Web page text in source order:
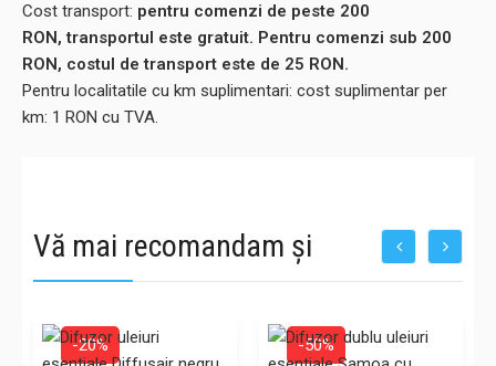
Cost transport: pentru comenzi de peste 200
RON, transportul este gratuit. Pentru comenzi sub 200
RON, costul de transport este de 25 RON.
Pentru localitatile cu km suplimentari: cost suplimentar per
km: 1 RON cu TVA.
Vă mai recomandam și
-20% -50%